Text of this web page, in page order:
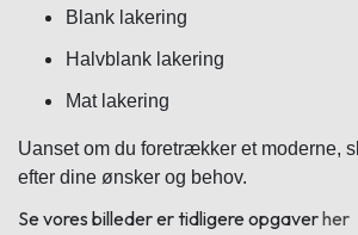
Blank lakering
Halvblank lakering
Mat lakering
Uanset om du foretrækker et moderne,
efter dine ønsker og behov.
Se vores billeder er tidligere opgaverher